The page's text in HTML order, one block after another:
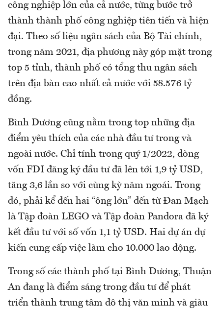
công nghiệp lớn của cả nước, từng bước trở
thành thành phố công nghiệp tiên tiến và hiện
đại. Theo số liệu ngân sách của Bộ Tài chính,
trong năm 2021, địa phương này góp mặt trong
top 5 tỉnh, thành phố có tổng thu ngân sách
trên địa bàn cao nhất cả nước với 58.576 tỷ
đồng.
Bình Dương cũng nằm trong top những địa
điểm yêu thích của các nhà đầu tư trong và
ngoài nước. Chỉ tính trong quý 1/2022, dòng
vốn FDI đăng ký đầu tư đã lên tới 1,9 tỷ USD,
tăng 3,6 lần so với cùng kỳ năm ngoái. Trong
đó, phải kể đến hai “ông lớn” đến từ Đan Mạch
là Tập đoàn LEGO và Tập đoàn Pandora đã ký
kết đầu tư với số vốn 1,1 tỷ USD. Hai dự án dự
kiến cung cấp việc làm cho 10.000 lao động.
Trong số các thành phố tại Bình Dương, Thuận
An đang là điểm sáng trong đầu tư để phát
triển thành trung tâm đô thị văn minh và giàu